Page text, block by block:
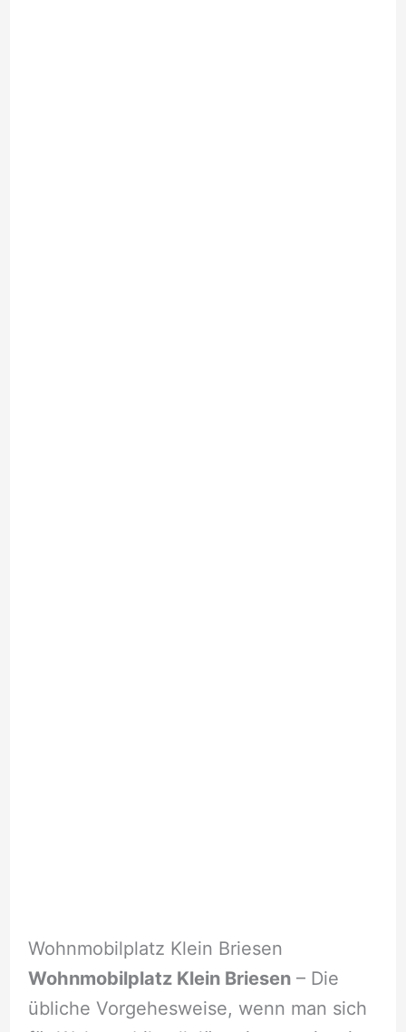
Wohnmobilplatz Klein Briesen
Wohnmobilplatz Klein Briesen– Die
übliche Vorgehesweise, wenn man sich